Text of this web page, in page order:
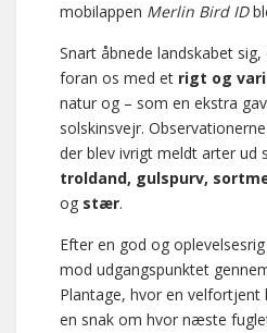
mobilappen Merlin Bird ID
Snart åbnede landskabet
foran os med et rigt og
natur og – som en ekstra
solskinsvejr.
der blev ivrigt meldt arter ud
troldand, gulspurv,
og stær.
Efter en god og
mod udgangspunktet
Plantage, hvor en
en snak om hvor næste